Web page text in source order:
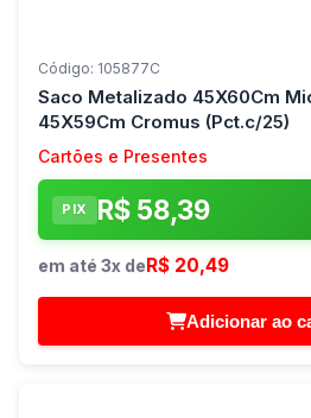
Código: 105877C
Saco Metalizado 45X60Cm
45X59Cm Cromus (Pct.c/25)
Cartões e Presentes
PIX R$ 58,39
em até 3x de R$ 20,49
Adicionar ao